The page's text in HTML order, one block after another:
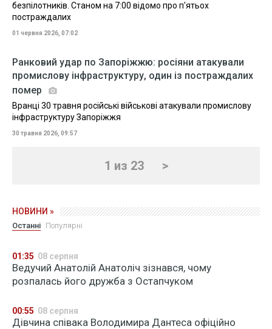
безпілотників. Станом на 7:00 відомо про п'ятьох
постраждалих
01 червня 2026, 07:02
Ранковий удар по Запоріжжю: росіяни атакували
промислову інфраструктуру, один із постраждалих
помер
Вранці 30 травня російські військові атакували промислову
інфраструктуру Запоріжжя
30 травня 2026, 09:57
1 из 23 >
НОВИНИ »
Останні Популярні
01:35 08 серпня
Ведучий Анатолій Анатоліч зізнався, чому
розпалась його дружба з Остапчуком
00:55 08 серпня
Дівчина співака Володимира Дантеса офіційно